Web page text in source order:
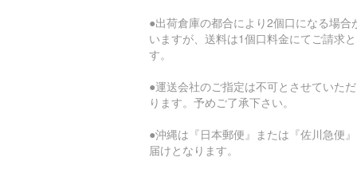
●出荷倉庫の都合により2個口になる場合
いますが、送料は1個口料金にてご請求
す。
●運送会社のご指定は不可とさせていた
ります。予めご了承下さい。
●沖縄は『日本郵便』または『佐川急便
届けとなります。